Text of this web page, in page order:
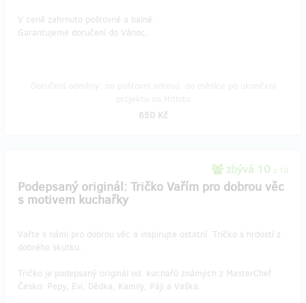
V ceně zahrnuto poštovné a balné.
Garantujeme doručení do Vánoc.
650 Kč
zbývá 10 z 10
Podepsaný originál: Tričko Vařím pro dobrou věc
s motivem kuchařky
Vařte s námi pro dobrou věc a inspirujte ostatní. Tričko s hrdostí z
dobrého skutku.
Tričko je podepsaný originál od kuchařů známých z MasterChef
Česko: Pepy, Evi, Dědka, Kamily, Páji a Vaška.